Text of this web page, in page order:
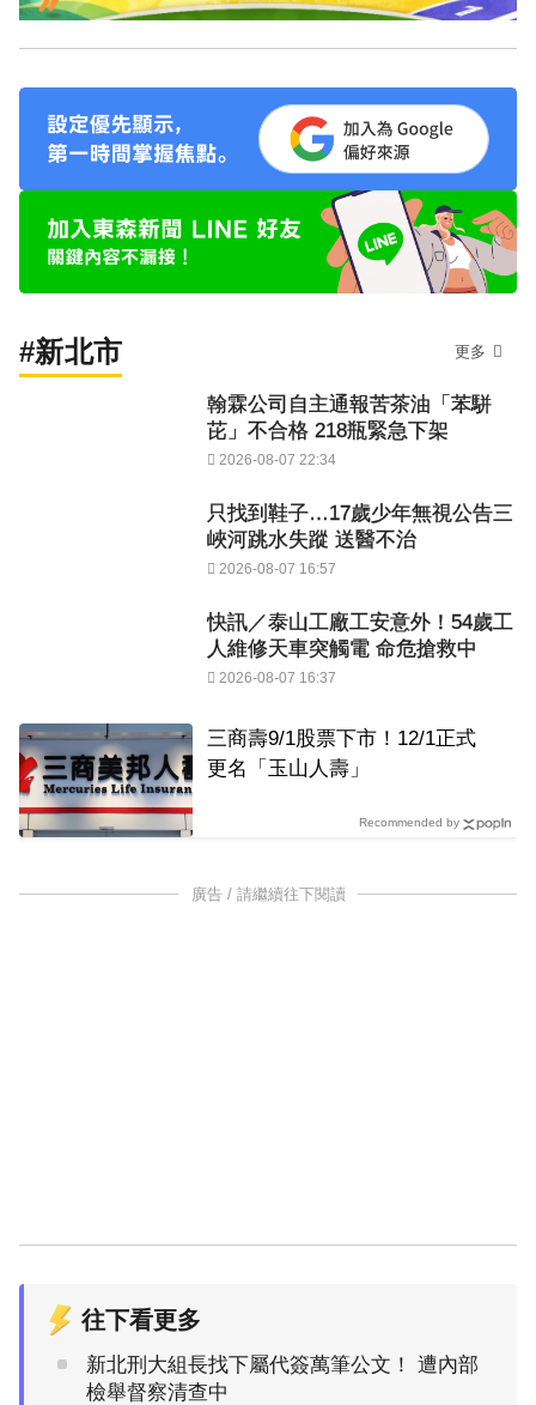
#新北市 更多
翰霖公司自主通報苦茶油「苯駢
芘」不合格 218瓶緊急下架
2026-08-07 22:34
只找到鞋子…17歲少年無視公告三
峽河跳水失蹤 送醫不治
2026-08-07 16:57
快訊／泰山工廠工安意外！54歲工
人維修天車突觸電 命危搶救中
2026-08-07 16:37
三商壽9/1股票下市！12/1正式
更名「玉山人壽」
Recommended by
廣告 / 請繼續往下閱讀
往下看更多
新北刑大組長找下屬代簽萬筆公文！ 遭內部
檢舉督察清查中